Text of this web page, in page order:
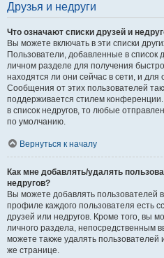
Друзья и недруги
Что означают списки друзей и
Вы можете включать в эти списки
Пользователи, добавленные в список
личном разделе для получения
находятся ли они сейчас в сети, и
Сообщения от этих пользователей
поддерживается стилем
в список недругов, то любые
по умолчанию.
Вернуться к началу
Как мне добавлять/удалять
недругов?
Вы можете добавлять пользователей
профиле каждого пользователя есть
друзей или недругов. Кроме того, вы
личного раздела, непосредственным
можете также удалять пользователей
же странице.